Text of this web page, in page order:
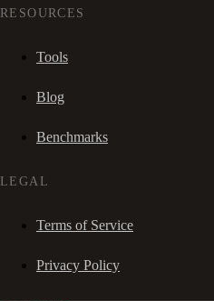
RESOURCES
Tools
Blog
Benchmarks
LEGAL
Terms of Service
Privacy Policy